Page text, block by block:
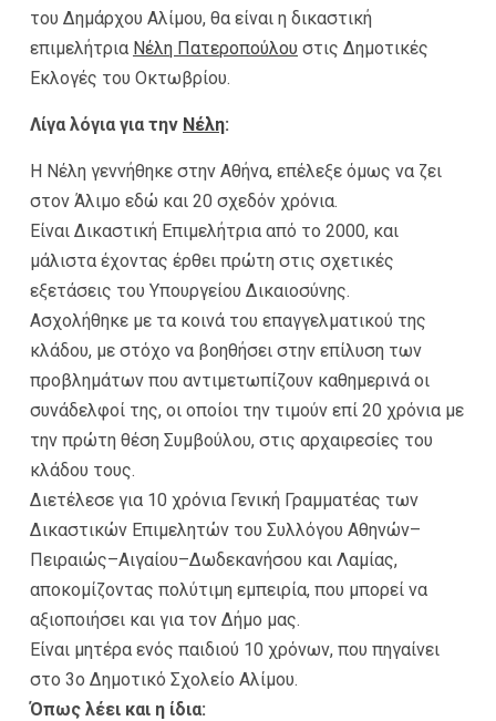
του Δημάρχου Αλίμου, θα είναι η δικαστική
επιμελήτρια Νέλη Πατεροπούλου στις Δημοτικές
Εκλογές του Οκτωβρίου.
Λίγα λόγια για την Νέλη:
Η Νέλη γεννήθηκε στην Αθήνα, επέλεξε όμως να ζει
στον Άλιμο εδώ και 20 σχεδόν χρόνια.
Είναι Δικαστική Επιμελήτρια από το 2000, και
μάλιστα έχοντας έρθει πρώτη στις σχετικές
εξετάσεις του Υπουργείου Δικαιοσύνης.
Ασχολήθηκε με τα κοινά του επαγγελματικού της
κλάδου, με στόχο να βοηθήσει στην επίλυση των
προβλημάτων που αντιμετωπίζουν καθημερινά οι
συνάδελφοί της, οι οποίοι την τιμούν επί 20 χρόνια με
την πρώτη θέση Συμβούλου, στις αρχαιρεσίες του
κλάδου τους.
Διετέλεσε για 10 χρόνια Γενική Γραμματέας των
Δικαστικών Επιμελητών του Συλλόγου Αθηνών–
Πειραιώς–Αιγαίου–Δωδεκανήσου και Λαμίας,
αποκομίζοντας πολύτιμη εμπειρία, που μπορεί να
αξιοποιήσει και για τον Δήμο μας.
Είναι μητέρα ενός παιδιού 10 χρόνων, που πηγαίνει
στο 3ο Δημοτικό Σχολείο Αλίμου.
Όπως λέει και η ίδια: